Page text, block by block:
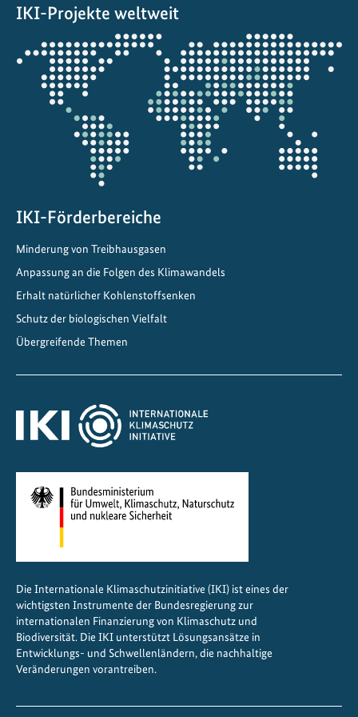
i
e
T
r
a
a
t
r
i
o
n
a
n
IKI-Projekte weltweit
Öffnet
die
Projektkarte
IKI-Förderbereiche
Minderung von Treibhausgasen
Anpassung an die Folgen des Klimawandels
Erhalt natürlicher Kohlenstoffsenken
Schutz der biologischen Vielfalt
Übergreifende Themen
Die Internationale Klimaschutzinitiative (IKI) ist eines der
wichtigsten Instrumente der Bundesregierung zur
internationalen Finanzierung von Klimaschutz und
Biodiversität. Die IKI unterstützt Lösungsansätze in
Entwicklungs- und Schwellenländern, die nachhaltige
Veränderungen vorantreiben.